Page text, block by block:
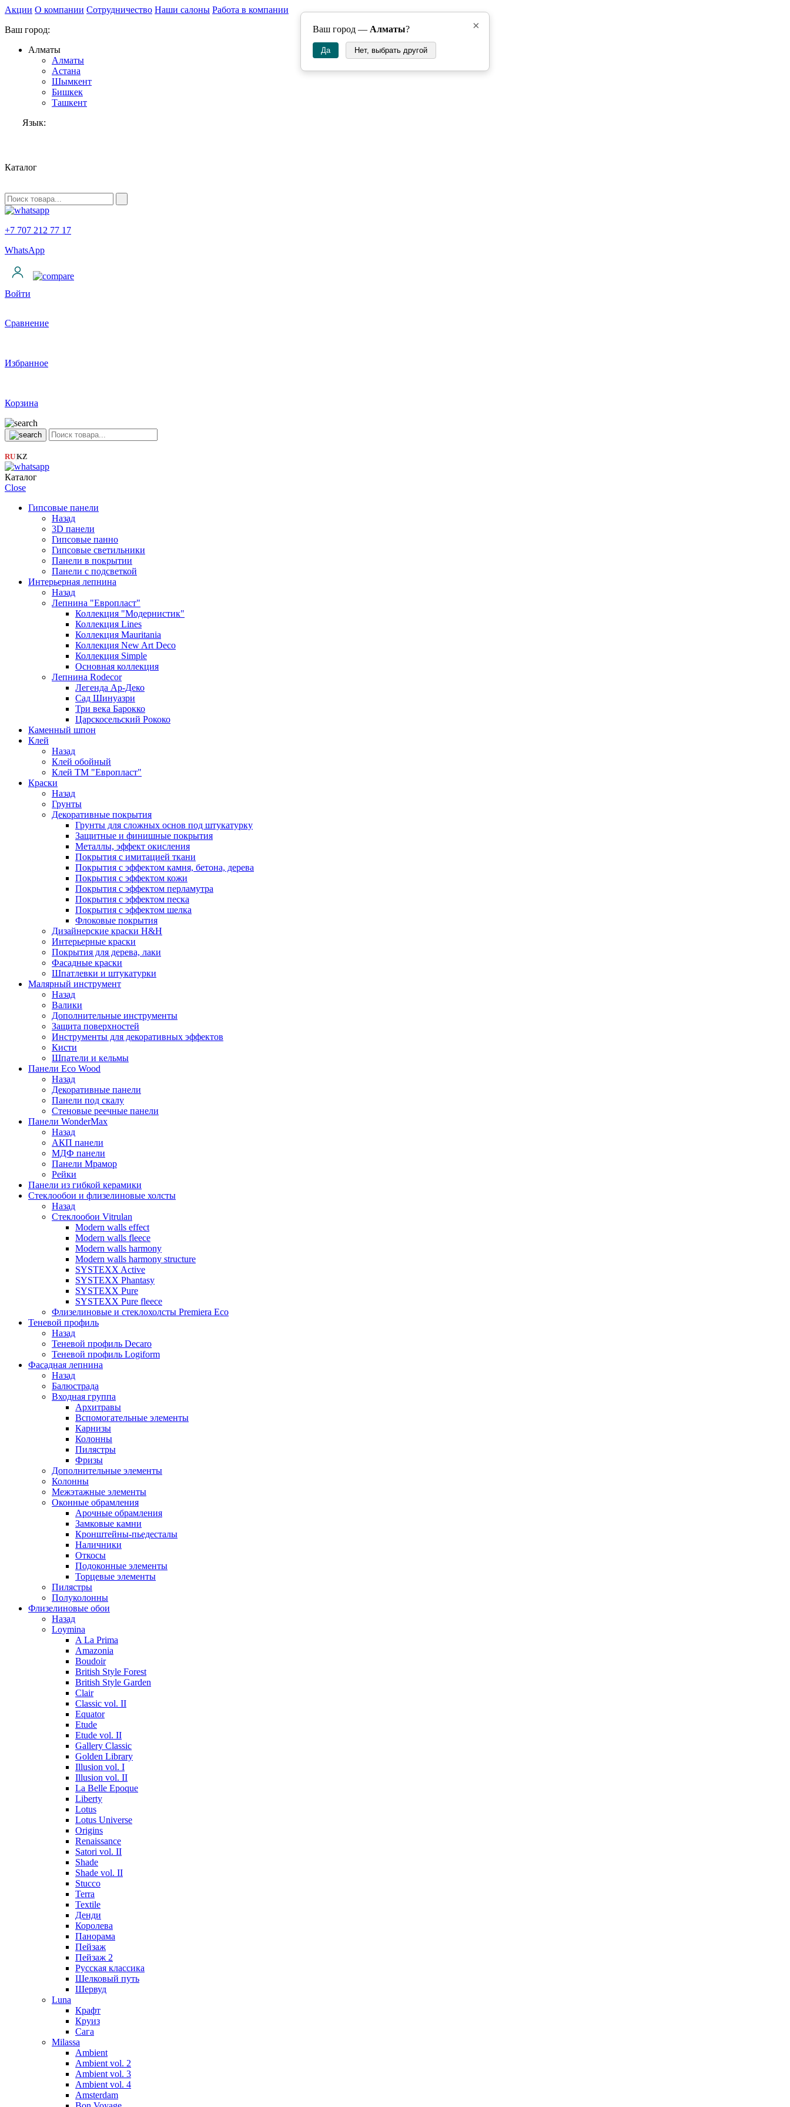
×
Ваш город — Алматы?
Да Нет, выбрать другой
Акции О компании Сотрудничество Наши салоны Работа в компании
Ваш город:
Алматы
Алматы
Астана
Шымкент
Бишкек
Ташкент
Язык:
Каталог
+7 707 212 77 17
WhatsApp
Войти
Сравнение
Избранное
Корзина
RU|KZ
Каталог
Close
Гипсовые панели
Назад
3D панели
Гипсовые панно
Гипсовые светильники
Панели в покрытии
Панели с подсветкой
Интерьерная лепнина
Назад
Лепнина "Европласт"
Коллекция "Модернистик"
Коллекция Lines
Коллекция Mauritania
Коллекция New Art Deco
Коллекция Simple
Основная коллекция
Лепнина Rodecor
Легенда Ар-Деко
Сад Шинуазри
Три века Барокко
Царскосельский Рококо
Каменный шпон
Клей
Назад
Клей обойный
Клей ТМ "Европласт"
Краски
Назад
Грунты
Декоративные покрытия
Грунты для сложных основ под штукатурку
Защитные и финишные покрытия
Металлы, эффект окисления
Покрытия с имитацией ткани
Покрытия с эффектом камня, бетона, дерева
Покрытия с эффектом кожи
Покрытия с эффектом перламутра
Покрытия с эффектом песка
Покрытия с эффектом шелка
Флоковые покрытия
Дизайнерские краски H&H
Интерьерные краски
Покрытия для дерева, лаки
Фасадные краски
Шпатлевки и штукатурки
Малярный инструмент
Назад
Валики
Дополнительные инструменты
Защита поверхностей
Инструменты для декоративных эффектов
Кисти
Шпатели и кельмы
Панели Eco Wood
Назад
Декоративные панели
Панели под скалу
Стеновые реечные панели
Панели WonderMax
Назад
АКП панели
МДФ панели
Панели Мрамор
Рейки
Панели из гибкой керамики
Стеклообои и флизелиновые холсты
Назад
Стеклообои Vitrulan
Modern walls effect
Modern walls fleece
Modern walls harmony
Modern walls harmony structure
SYSTEXX Active
SYSTEXX Phantasy
SYSTEXX Pure
SYSTEXX Pure fleece
Флизелиновые и стеклохолсты Premiera Eco
Теневой профиль
Назад
Теневой профиль Decaro
Теневой профиль Logiform
Фасадная лепнина
Назад
Балюстрада
Входная группа
Архитравы
Вспомогательные элементы
Карнизы
Колонны
Пилястры
Фризы
Дополнительные элементы
Колонны
Межэтажные элементы
Оконные обрамления
Арочные обрамления
Замковые камни
Кронштейны-пьедесталы
Наличники
Откосы
Подоконные элементы
Торцевые элементы
Пилястры
Полуколонны
Флизелиновые обои
Назад
Loymina
A La Prima
Amazonia
Boudoir
British Style Forest
British Style Garden
Clair
Classic vol. II
Equator
Etude
Etude vol. II
Gallery Classic
Golden Library
Illusion vol. I
Illusion vol. II
La Belle Epoque
Liberty
Lotus
Lotus Universe
Origins
Renaissance
Satori vol. II
Shade
Shade vol. II
Stucco
Terra
Textile
Денди
Королева
Панорама
Пейзаж
Пейзаж 2
Русская классика
Шелковый путь
Шервуд
Luna
Крафт
Круиз
Сага
Milassa
Ambient
Ambient vol. 2
Ambient vol. 3
Ambient vol. 4
Amsterdam